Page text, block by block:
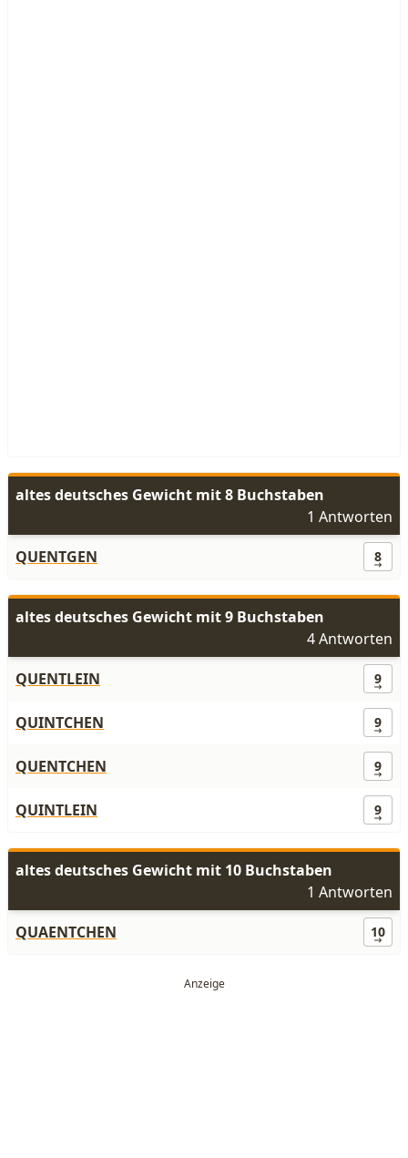
altes deutsches Gewicht mit 8 Buchstaben
1 Antworten
QUENTGEN
8
altes deutsches Gewicht mit 9 Buchstaben
4 Antworten
QUENTLEIN
9
QUINTCHEN 9
QUENTCHEN 9
QUINTLEIN 9
altes deutsches Gewicht mit 10 Buchstaben
1 Antworten
QUAENTCHEN
10